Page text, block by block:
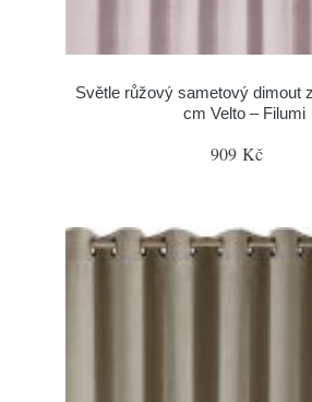
Světle růžový sametový dimout
cm Velto – Filumi
909 Kč